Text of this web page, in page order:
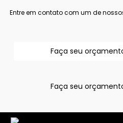
Entre em contato com um de
Faça seu
Faça seu